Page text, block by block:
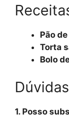
Pão
Torta
Bolo
1. Posso